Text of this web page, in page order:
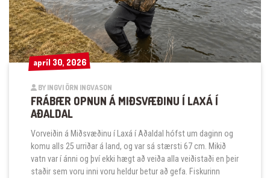
apríl 30, 2026
apríl 30, 2026
BY INGVI ÖRN INGVASON
FRÁBÆR OPNUN Á MIÐSVÆÐINU Í LAXÁ Í
AÐALDAL
Vorveiðin á Miðsvæðinu í Laxá í Aðaldal hófst um daginn og
komu alls 25 urriðar á land, og var sá stærsti 67 cm. Mikið
vatn var í ánni og því ekki hægt að veiða alla veiðistaði en þeir
staðir sem voru inni voru heldur betur að gefa. Fiskurinn